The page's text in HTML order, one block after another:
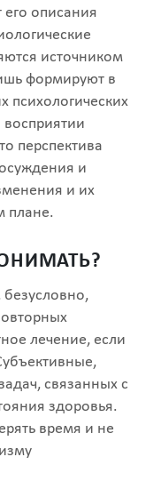
его описания
источником
формируют в
психологических
восприятии
перспектива
и
и их
плане.
лечение, если
связанных с
здоровья.
время и не